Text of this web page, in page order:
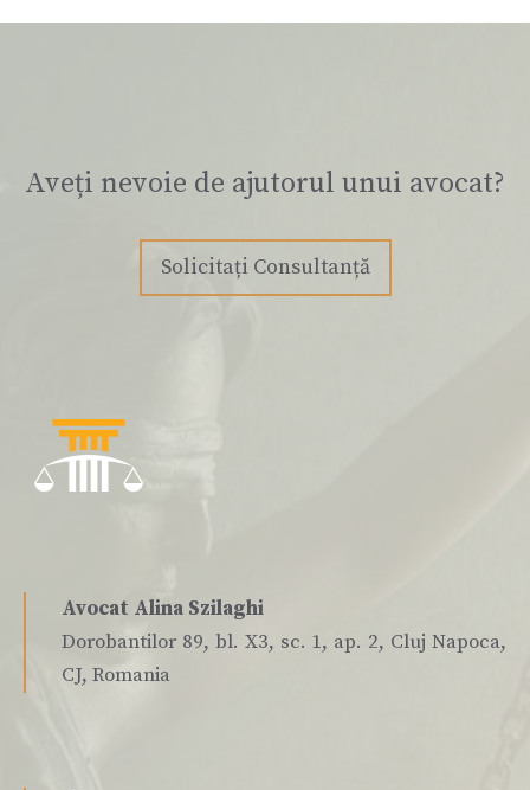
Aveți nevoie de ajutorul unui avocat?
Solicitați Consultanță
Avocat Alina Szilaghi
Dorobantilor 89, bl. X3, sc. 1, ap. 2, Cluj Napoca,
CJ, Romania